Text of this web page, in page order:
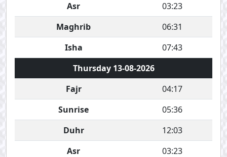
Asr
03:23
Maghrib
06:31
Isha
07:43
Thursday 13-08-2026
Fajr
04:17
Sunrise
05:36
Duhr
12:03
Asr
03:23